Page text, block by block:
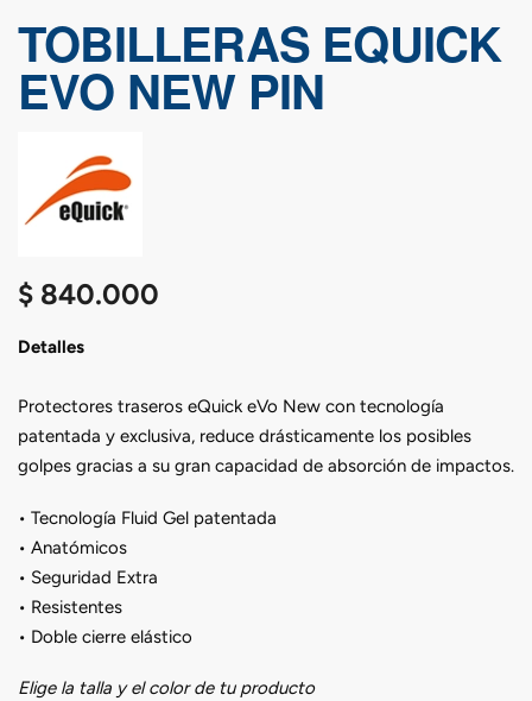
TOBILLERAS EQUICK
EVO NEW PIN
$ 840.000
Detalles
Protectores traseros eQuick eVo New con tecnología
patentada y exclusiva, reduce drásticamente los posibles
golpes gracias a su gran capacidad de absorción de impactos.
• Tecnología Fluid Gel patentada
• Anatómicos
• Seguridad Extra
• Resistentes
• Doble cierre elástico
Elige la talla y el color de tu producto